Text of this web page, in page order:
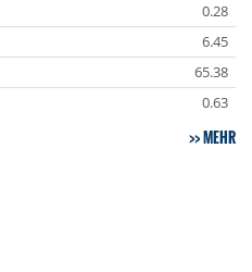
0.28
6.45
65.38
0.63
MEHR